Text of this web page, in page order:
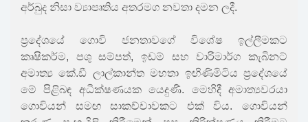
අර්බුද නිසා ව්‍යාපෘතිය අතරමග නවතා දමන ලදී.
ප්‍රදේශයේ ගොවි ජනතාවගේ විශේෂ ඉල්ලීමකට
කෘෂිකර්ම, පශු සම්පත්, ඉඩම් සහ වාරිමාර්ග කැබිනට්
අමාත්‍ය කේ.ඩී ලාල්කාන්ත මහතා ඉඟිණිමිටිය ප්‍රදේශයේ
මේ පිළිබඳ අධීක්ෂණයක යෙදුණි. මෙහිදී අමාත්‍යවරයා
ගොවියන් සමඟ සාකච්චාවකට එක් විය. ගොවියන්